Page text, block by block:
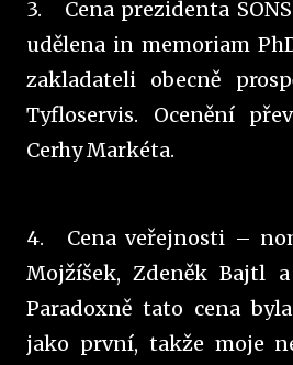
3.
Cena prezidenta
udělena in memoriam
zakladateli obecně
Tyfloservis. Ocenění
Cerhy Markéta.
4.
Cena veřejnosti –
Mojžíšek, Zdeněk Bajtl
Paradoxně tato cena
jako první, takže moje